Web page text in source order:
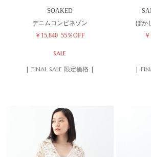
SOAKED
デニムコンビネゾン
￥15,840 55％OFF
SALE
| FINAL SALE 限定価格 |
ぼか
|